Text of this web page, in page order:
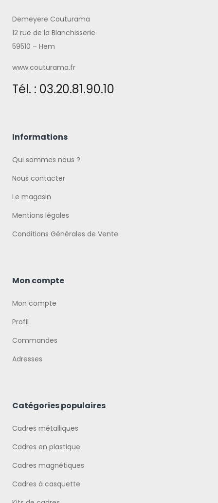
Demeyere Couturama
12 rue de la Blanchisserie
59510 – Hem
www.couturama.fr
Tél. : 03.20.81.90.10
Informations
Qui sommes nous ?
Nous contacter
Le magasin
Mentions légales
Conditions Générales de Vente
Mon compte
Mon compte
Profil
Commandes
Adresses
Catégories populaires
Cadres métalliques
Cadres en plastique
Cadres magnétiques
Cadres à casquette